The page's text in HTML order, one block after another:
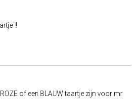
!!
of een BLAUW taartje zijn voor mr